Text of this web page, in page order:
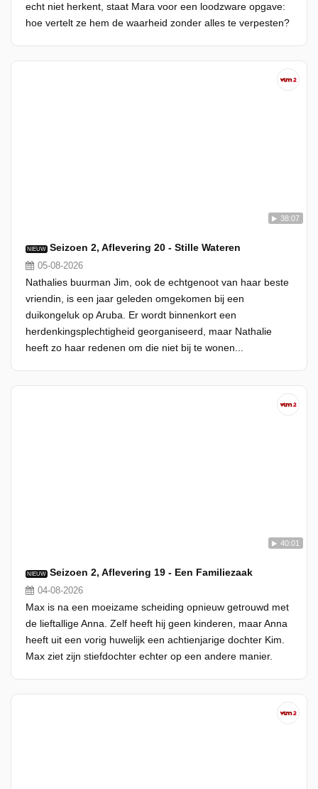
echt niet herkent, staat Mara voor een loodzware opgave:
hoe vertelt ze hem de waarheid zonder alles te verpesten?
38:07
NIEUW Seizoen 2, Aflevering 20 - Stille Wateren
05-08-2026
Nathalies buurman Jim, ook de echtgenoot van haar beste
vriendin, is een jaar geleden omgekomen bij een
duikongeluk op Aruba. Er wordt binnenkort een
herdenkingsplechtigheid georganiseerd, maar Nathalie
heeft zo haar redenen om die niet bij te wonen...
40:01
NIEUW Seizoen 2, Aflevering 19 - Een Familiezaak
04-08-2026
Max is na een moeizame scheiding opnieuw getrouwd met
de lieftallige Anna. Zelf heeft hij geen kinderen, maar Anna
heeft uit een vorig huwelijk een achtienjarige dochter Kim.
Max ziet zijn stiefdochter echter op een andere manier.